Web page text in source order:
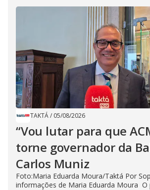
TAKTÁ/ 05/08/2026
“Vou lutar para que
torne governador da
Carlos Muniz
Foto:Maria Eduarda Moura/Taktá Por
informações de Maria Eduarda Moura O